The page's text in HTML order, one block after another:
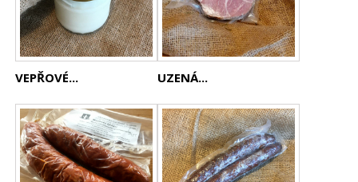
VEPŘOVÉ... UZENÁ...